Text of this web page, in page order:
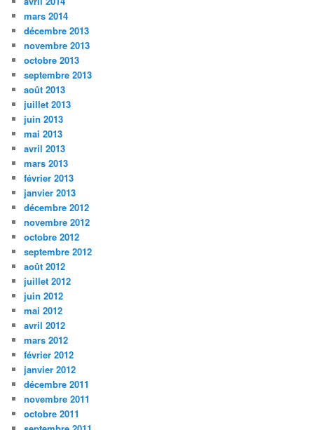
mars 2014
décembre 2013
novembre 2013
octobre 2013
septembre 2013
août 2013
juillet 2013
juin 2013
mai 2013
avril 2013
mars 2013
février 2013
janvier 2013
décembre 2012
novembre 2012
octobre 2012
septembre 2012
août 2012
juillet 2012
juin 2012
mai 2012
avril 2012
mars 2012
février 2012
janvier 2012
décembre 2011
novembre 2011
octobre 2011